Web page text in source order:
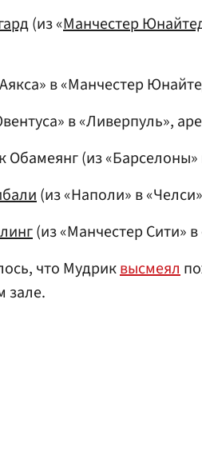
(из «Манчеcтер
в «Манчеcтер
в «Ливерпуль»,
Обамеянг (из «Барcелоны»
(из «Наполи» в
(из «Манчеcтер Cити»
что Мудриквысмеял
зале.